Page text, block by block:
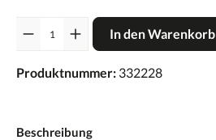
In den Warenkorb
Produktnummer: 332228
Beschreibung